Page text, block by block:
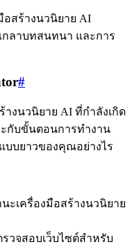
อสร้างนวนิยาย AI
กลาบทสนทนา และการ
#
งนวนิยาย AI ที่กำลังเกิด
กับขั้นตอนการทำงาน
บบยาวของคุณอย่างไร
ะเครื่องมือสร้างนวนิยาย
จสอบเว็บไซต์สำหรับ